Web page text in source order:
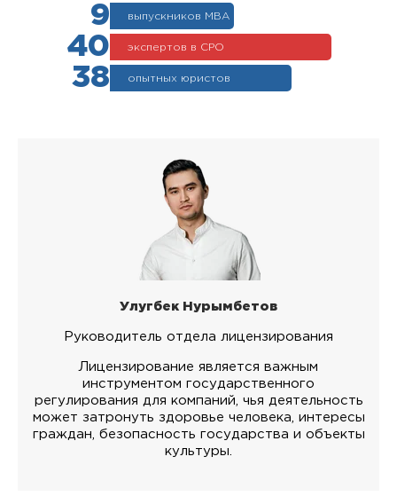
9 выпускников МВА
40 экспертов в СРО
38 опытных юристов
Улугбек Нурымбетов
Руководитель отдела лицензирования
Лицензирование является важным
инструментом государственного
регулирования для компаний, чья деятельность
может затронуть здоровье человека, интересы
граждан, безопасность государства и объекты
культуры.